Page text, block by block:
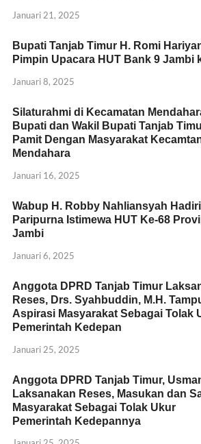
Januari 21, 2025
Bupati Tanjab Timur H. Romi
Pimpin Upacara HUT Bank 9 Jambi
Januari 8, 2025
Silaturahmi di Kecamatan
Bupati dan Wakil Bupati Tanjab
Pamit Dengan Masyarakat
Mendahara
Januari 16, 2025
Wabup H. Robby Nahliansyah Hadiri
Paripurna Istimewa HUT Ke-68
Jambi
Januari 6, 2025
Anggota DPRD Tanjab Timur
Reses, Drs. Syahbuddin, M.H.
Aspirasi Masyarakat Sebagai Tolak
Pemerintah Kedepan
Januari 25, 2025
Anggota DPRD Tanjab Timur,
Laksanakan Reses, Masukan dan
Masyarakat Sebagai Tolak Ukur
Pemerintah Kedepannya